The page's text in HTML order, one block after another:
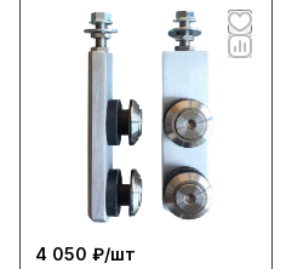
4 050 ₽/шт